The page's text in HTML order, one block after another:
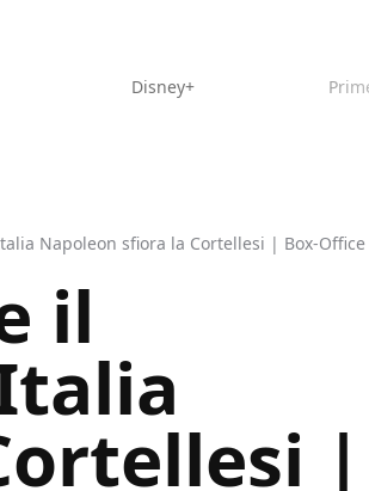
Disney+
Napoleon sfiora la Cortellesi | Box-Office
il
|